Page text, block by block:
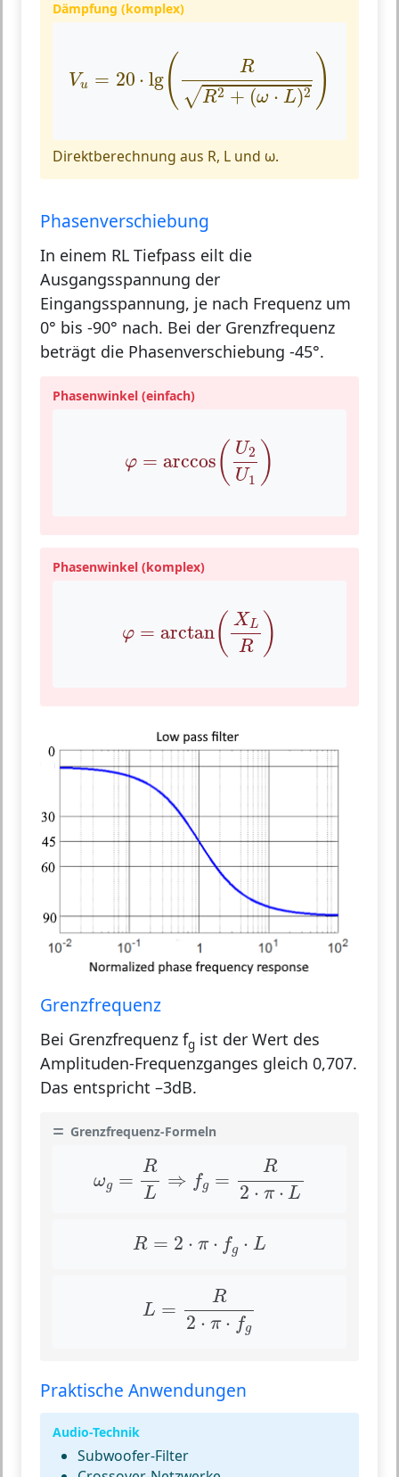
Dämpfung (komplex)
Vu = 20 ⋅ lg( R
√R2 + (ω ⋅ L)2 )
lg
Direktberechnung aus R, L und ω.
Phasenverschiebung
In einem RL Tiefpass eilt die
Ausgangsspannung der
Eingangsspannung, je nach Frequenz um
0° bis -90° nach. Bei der Grenzfrequenz
beträgt die Phasenverschiebung -45°.
Phasenwinkel (einfach)
φ = arccos( U2
U1 )
U2U 1)
Phasenwinkel (komplex)
φ = arctan( XL
R )
(X LR
Grenzfrequenz
Bei Grenzfrequenz fg ist der Wert des
Amplituden-Frequenzganges gleich 0,707.
Das entspricht –3dB.
Grenzfrequenz-Formeln
ωg =
R
L
⇒ fg =
R
2 ⋅ π ⋅ L
L⇒
R = 2 ⋅ π ⋅ fg ⋅ L
R=2⋅ π g⋅
L =
R
2 ⋅ π ⋅ fg
fg
Praktische Anwendungen
Audio-Technik
Subwoofer-Filter